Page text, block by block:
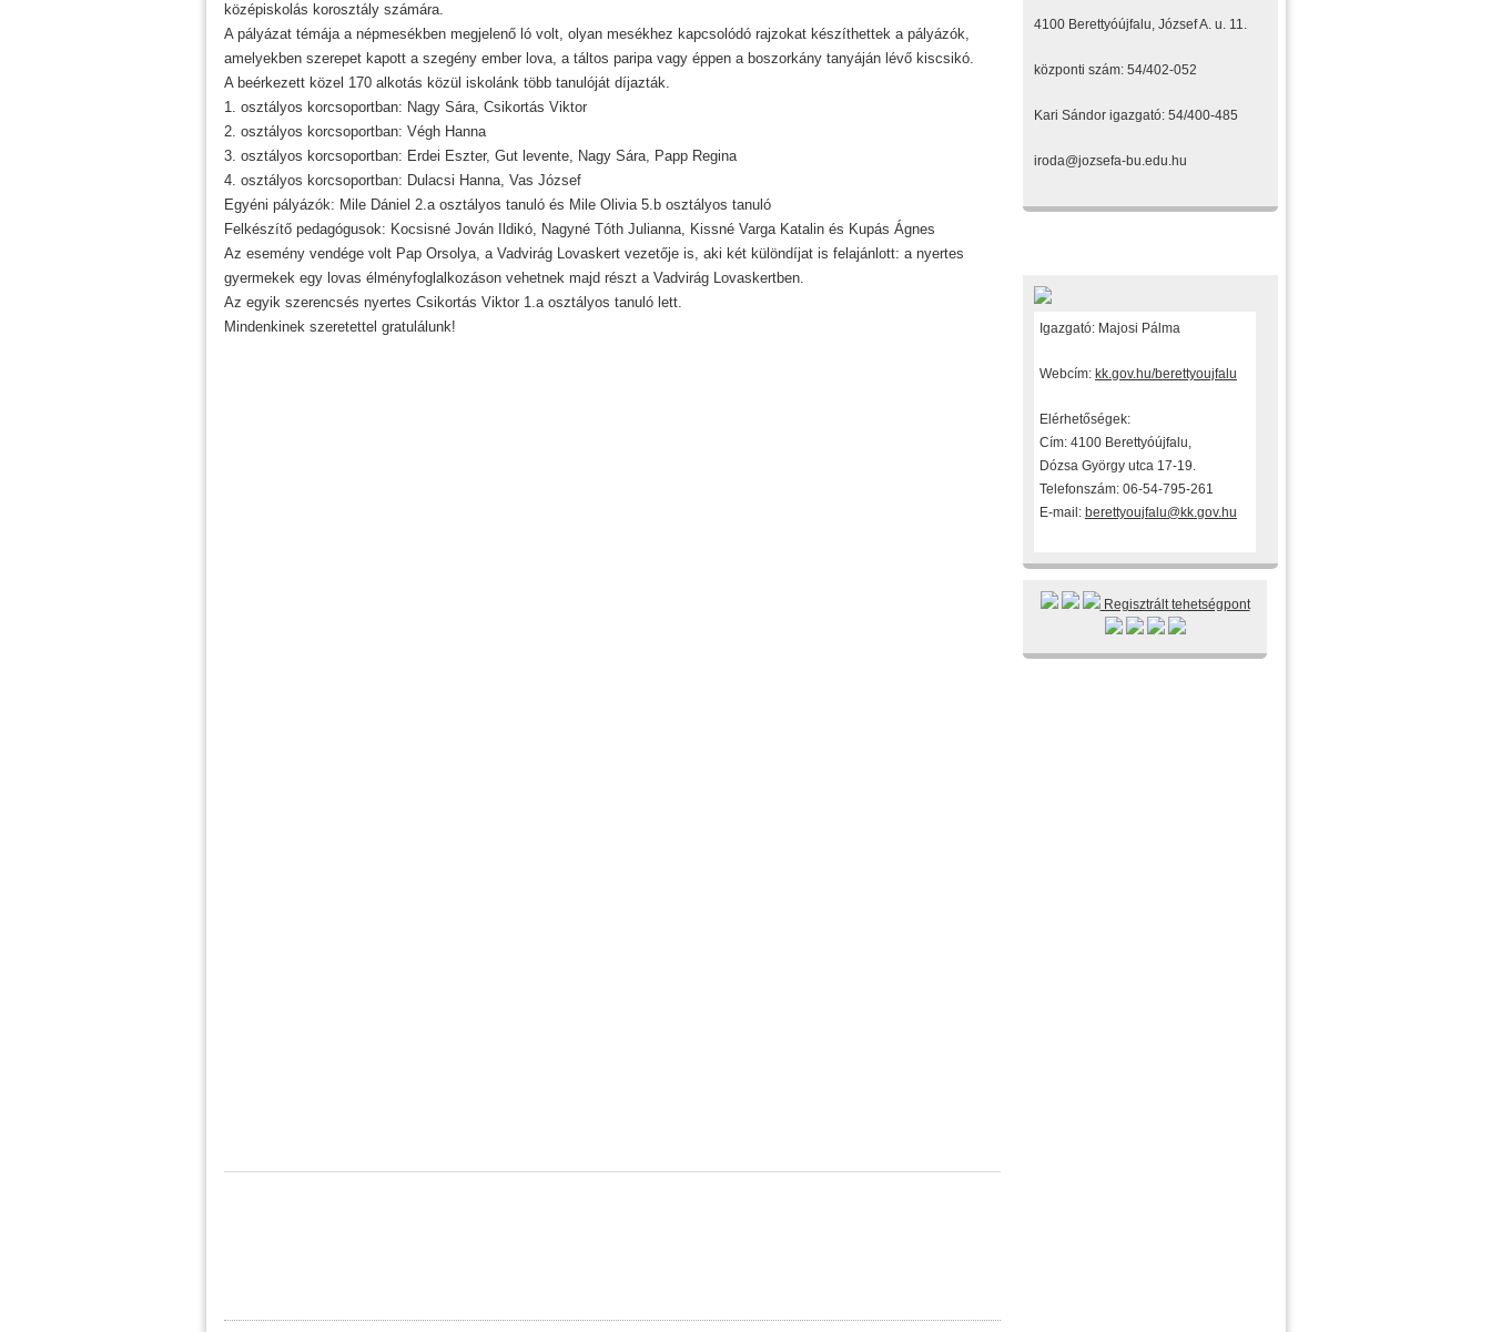
középiskolás korosztály számára.
A pályázat témája a népmesékben megjelenő ló volt, olyan mesékhez kapcsolódó rajzokat készíthettek a pályázók,
amelyekben szerepet kapott a szegény ember lova, a táltos paripa vagy éppen a boszorkány tanyáján lévő kiscsikó.
A beérkezett közel 170 alkotás közül iskolánk több tanulóját díjazták.
1. osztályos korcsoportban: Nagy Sára, Csikortás Viktor
2. osztályos korcsoportban: Végh Hanna
3. osztályos korcsoportban: Erdei Eszter, Gut levente, Nagy Sára, Papp Regina
4. osztályos korcsoportban: Dulacsi Hanna, Vas József
Egyéni pályázók: Mile Dániel 2.a osztályos tanuló és Mile Olivia 5.b osztályos tanuló
Felkészítő pedagógusok: Kocsisné Jován Ildikó, Nagyné Tóth Julianna, Kissné Varga Katalin és Kupás Ágnes
Az esemény vendége volt Pap Orsolya, a Vadvirág Lovaskert vezetője is, aki két különdíjat is felajánlott: a nyertes
gyermekek egy lovas élményfoglalkozáson vehetnek majd részt a Vadvirág Lovaskertben.
Az egyik szerencsés nyertes Csikortás Viktor 1.a osztályos tanuló lett.
Mindenkinek szeretettel gratulálunk!
4100 Berettyóújfalu, József A. u. 11.
központi szám: 54/402-052
Kari Sándor igazgató: 54/400-485
iroda@jozsefa-bu.edu.hu
Igazgató: Majosi Pálma
Webcím: kk.gov.hu/berettyoujfalu
Elérhetőségek:
Cím: 4100 Berettyóújfalu,
Dózsa György utca 17-19.
Telefonszám: 06-54-795-261
E-mail: berettyoujfalu@kk.gov.hu
Regisztrált tehetségpont